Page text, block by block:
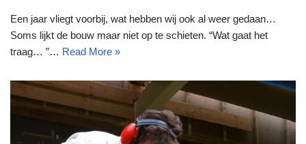
Een jaar vliegt voorbij, wat hebben wij ook al weer gedaan…
Soms lijkt de bouw maar niet op te schieten. “Wat gaat het
traag… ”… Read More »